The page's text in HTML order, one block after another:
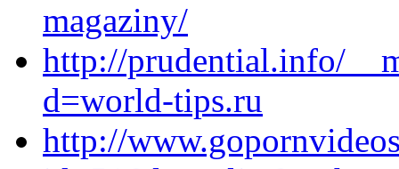
magaziny/
http://prudential.info/
d=world-tips.ru
http://